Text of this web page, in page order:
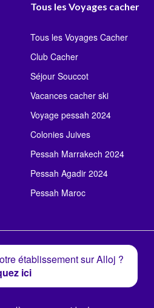
Tous les Voyages cacher
Tous les Voyages Cacher
Club Cacher
Séjour Souccot
Vacances cacher ski
Voyage pessah 2024
Colonies Juives
Pessah Marrakech 2024
Pessah Agadir 2024
Pessah Maroc
établissement sur Alloj ?
ici